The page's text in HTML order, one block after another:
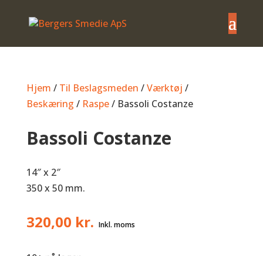
Hjem / Til Beslagsmeden /Værktøj /
Beskæring / Raspe/ Bassoli Costanze
Bassoli Costanze
14″ x 2″
350 x 50 mm.
320,00 kr.